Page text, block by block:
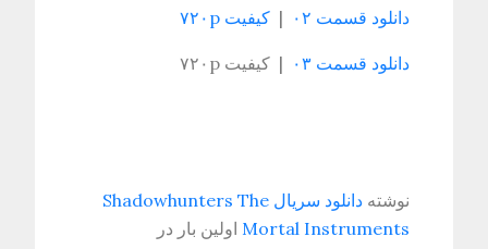
دانلود قسمت ۰۲ |کیفیت ۷۲۰p
دانلود قسمت ۰۳ | کیفیت ۷۲۰p
نوشته
دانلود سریال Shadowhunters The
Mortal Instruments اولین بار در